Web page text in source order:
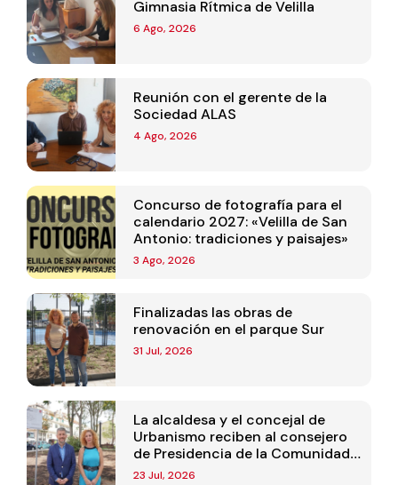
Gimnasia Rítmica de Velilla
6 Ago, 2026
Reunión con el gerente de la
Sociedad ALAS
4 Ago, 2026
Concurso de fotografía para el
calendario 2027: «Velilla de San
Antonio: tradiciones y paisajes»
3 Ago, 2026
Finalizadas las obras de
renovación en el parque Sur
31 Jul, 2026
La alcaldesa y el concejal de
Urbanismo reciben al consejero
de Presidencia de la Comunidad
de Madrid
23 Jul, 2026